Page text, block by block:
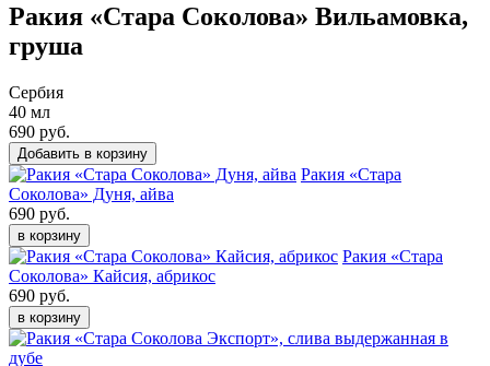
Ракия «Стара Соколова» Вильамовка,
груша
Сербия
40 мл
690 руб.
Добавить в корзину
Ракия «Стара
Соколова» Дуня, айва
690 руб.
в корзину
Ракия «Стара
Соколова» Кайсия, абрикос
690 руб.
в корзину